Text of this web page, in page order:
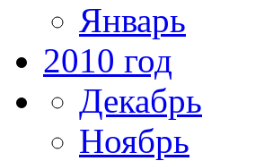
Январь
2010 год
Декабрь
Ноябрь